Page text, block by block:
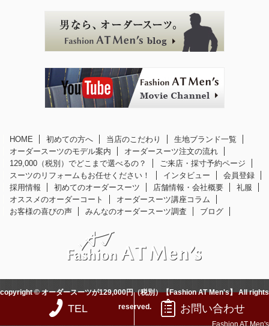
HOME 初めての方へ 当店のこだわり
生地ブランド一覧
オーダースーツのモデル案内
オーダースーツ注文の流れ
129,000（税別）でどこまで選べるの？
ご来店・採寸予約ページ
スーツのリフォームもお任せください！
インタビュー
会員登録
採用情報
初めてのオーダースーツ 店舗情報・会社概要
礼服
オススメのオーダーコート
オーダースーツ講座コラム
お客様の喜びの声
みんなのオーダースーツ調査 ブログ
TEL お問い合わせ
copyright © オーダースーツが129,000円（税別）【Fashion AT Men's】 All rights
reserved.